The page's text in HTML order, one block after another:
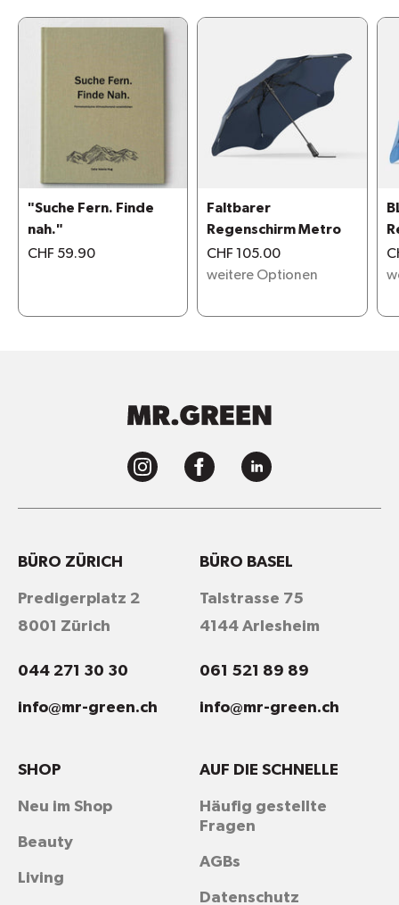
"Suche Fern. Finde
nah."
CHF 59.90
Faltbarer
Regenschirm Metro
CHF 105.00
weitere Optionen
BÜRO ZÜRICH
Predigerplatz 2
8001 Zürich
044 271 30 30
info@mr-green.ch
BÜRO BASEL
Talstrasse 75
4144 Arlesheim
061 521 89 89
info@mr-green.ch
AUF DIE SCHNELLE
Häufig gestellte
Fragen
AGBs
Datenschutz
SHOP
Neu im Shop
Beauty
Living